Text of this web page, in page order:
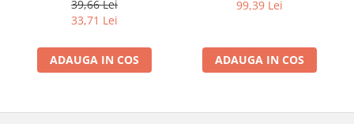
39,66 Lei
33,71 Lei
ADAUGA IN COS
99,39 Lei
ADAUGA IN COS